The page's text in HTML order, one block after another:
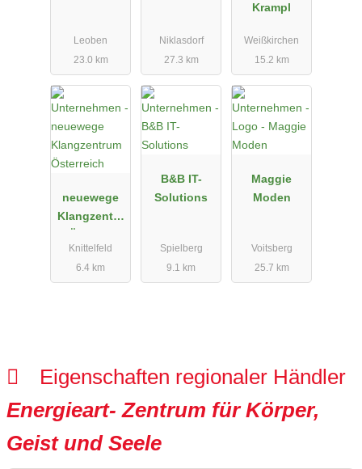
Leoben
23.0 km
Niklasdorf
27.3 km
Krampl
Weißkirchen
15.2 km
neuewege
Klangzentru
Knittelfeld
6.4 km
B&B IT-
Solutions
Spielberg
9.1 km
Maggie
Moden
Voitsberg
25.7 km
Eigenschaften regionaler Händler
Energieart- Zentrum für Körper,
Geist und Seele